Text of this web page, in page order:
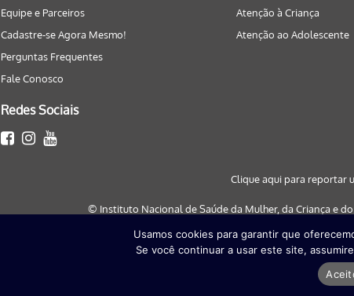
Equipe e Parceiros
Cadastre-se Agora Mesmo!
Perguntas Frequentes
Fale Conosco
Redes Sociais
Atenção à Criança
Atenção ao Adolescente
Clique aqui para reportar
© Instituto Nacional de Saúde da Mulher, da Criança e
Este site será melhor visualizado nos navegadores: Google Chrome (a
partir da
Desenvolvido
Usamos cookies para garantir que
Se você continuar a usar este site,